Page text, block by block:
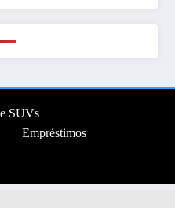
SUVs
Empréstimos